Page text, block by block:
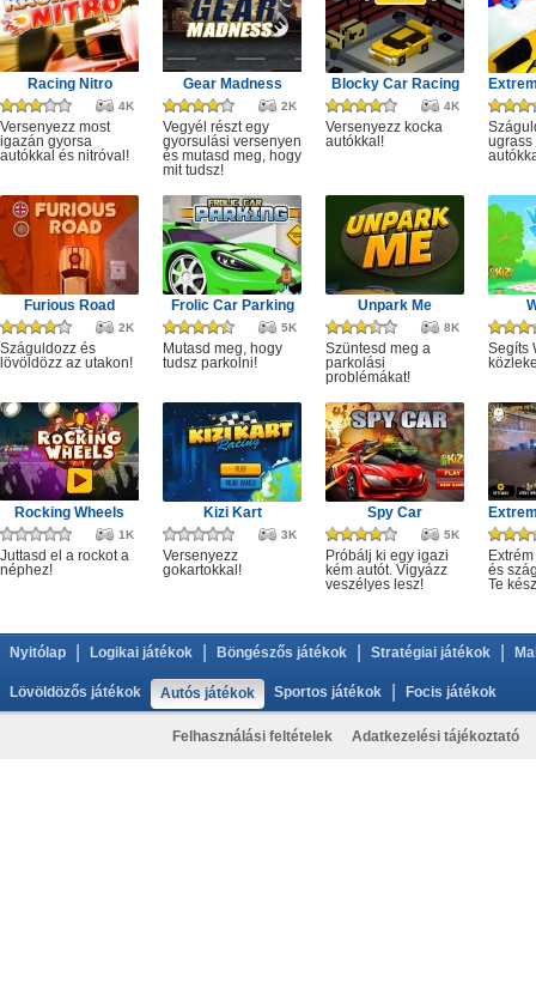
Racing Nitro
4K
Versenyezz most
igazán gyorsa
autókkal és nitróval!
Gear Madness
2K
Vegyél részt egy
gyorsulási versenyen
és mutasd meg, hogy
mit tudsz!
Blocky Car Racing
4K
Versenyezz kocka
autókkal!
ugrass
Furious Road
2K
Száguldozz és
lövöldözz az utakon!
Frolic Car Parking
5K
Mutasd meg, hogy
tudsz parkolni!
Unpark Me
8K
Szüntesd meg a
parkolási
problémákat!
Segíts
Rocking Wheels
1K
Juttasd el a rockot a
néphez!
Kizi Kart
3K
Versenyezz
gokartokkal!
Spy Car
5K
Próbálj ki egy igazi
kém autót. Vigyázz
veszélyes lesz!
és
Te
Nyitólap Logikai játékok Böngészős játékok Stratégiai játékok
Lövöldözős játékok Autós játékok Sportos játékok Focis játékok
Felhasználási feltételek Adatkezelési tájékoztató